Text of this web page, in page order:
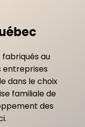
au
entreprises
dans le choix
familiale de
des